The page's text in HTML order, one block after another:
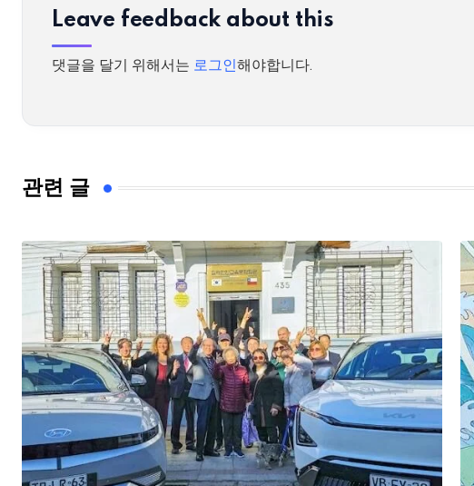
Leave feedback about this
댓글을 달기 위해서는 로그인해야합니다.
관련 글